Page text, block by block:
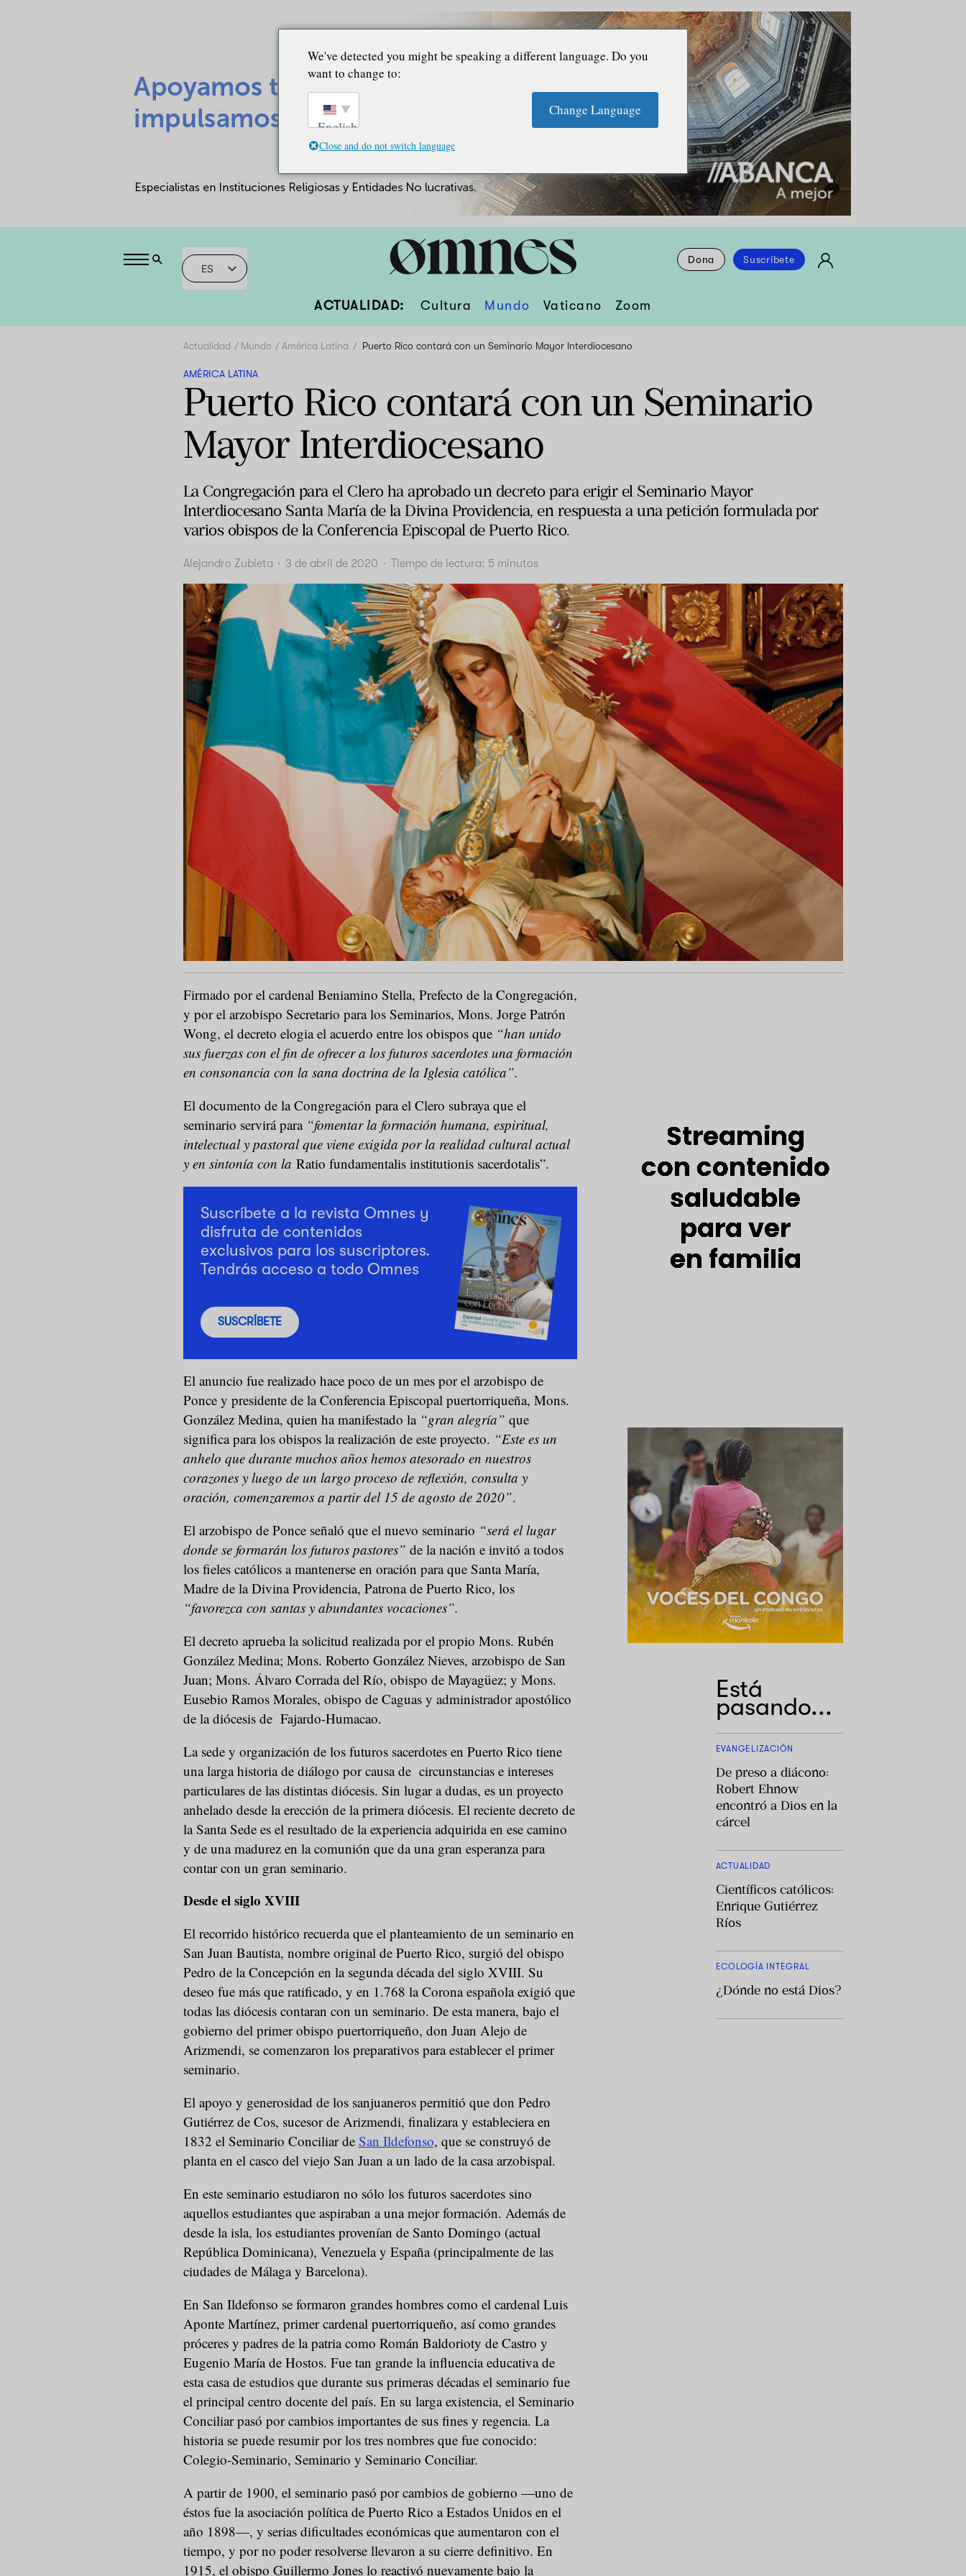
ES
Dona Suscríbete
ACTUALIDAD: Cultura Mundo Vaticano Zoom
Actualidad Mundo América Latina Puerto Rico contará con un Seminario Mayor Interdiocesano
AMÉRICA LATINA
Puerto Rico contará con un Seminario
Mayor Interdiocesano
La Congregación para el Clero ha aprobado un decreto para erigir el Seminario Mayor
Interdiocesano Santa María de la Divina Providencia, en respuesta a una petición formulada por
varios obispos de la Conferencia Episcopal de Puerto Rico.
Alejandro Zubieta · 3 de abril de 2020 · Tiempo de lectura: 5 minutos
Firmado por el cardenal Beniamino Stella, Prefecto de la Congregación,
y por el arzobispo Secretario para los Seminarios, Mons. Jorge Patrón
Wong, el decreto elogia el acuerdo entre los obispos que “han unido
sus fuerzas con el fin de ofrecer a los futuros sacerdotes una formación
en consonancia con la sana doctrina de la Iglesia católica”.
El documento de la Congregación para el Clero subraya que el
seminario servirá para “fomentar la formación humana, espiritual,
intelectual y pastoral que viene exigida por la realidad cultural actual
y en sintonía con la Ratio fundamentalis institutionis sacerdotalis”.
Suscríbete a la revista Omnes y
disfruta de contenidos
exclusivos para los suscriptores.
Tendrás acceso a todo Omnes
SUSCRÍBETE
El anuncio fue realizado hace poco de un mes por el arzobispo de
Ponce y presidente de la Conferencia Episcopal puertorriqueña, Mons.
González Medina, quien ha manifestado la “gran alegría” que
significa para los obispos la realización de este proyecto. “Este es un
anhelo que durante muchos años hemos atesorado en nuestros
corazones y luego de un largo proceso de reflexión, consulta y
oración, comenzaremos a partir del 15 de agosto de 2020”.
El arzobispo de Ponce señaló que el nuevo seminario “será el lugar
donde se formarán los futuros pastores” de la nación e invitó a todos
los fieles católicos a mantenerse en oración para que Santa María,
Madre de la Divina Providencia, Patrona de Puerto Rico, los
“favorezca con santas y abundantes vocaciones”.
El decreto aprueba la solicitud realizada por el propio Mons. Rubén
González Medina; Mons. Roberto González Nieves, arzobispo de San
Juan; Mons. Álvaro Corrada del Río, obispo de Mayagüez; y Mons.
Eusebio Ramos Morales, obispo de Caguas y administrador apostólico
de la diócesis de Fajardo-Humacao.
La sede y organización de los futuros sacerdotes en Puerto Rico tiene
una larga historia de diálogo por causa de circunstancias e intereses
particulares de las distintas diócesis. Sin lugar a dudas, es un proyecto
anhelado desde la erección de la primera diócesis. El reciente decreto de
la Santa Sede es el resultado de la experiencia adquirida en ese camino
y de una madurez en la comunión que da una gran esperanza para
contar con un gran seminario.
Desde el siglo XVIII
El recorrido histórico recuerda que el planteamiento de un seminario en
San Juan Bautista, nombre original de Puerto Rico, surgió del obispo
Pedro de la Concepción en la segunda década del siglo XVIII. Su
deseo fue más que ratificado, y en 1.768 la Corona española exigió que
todas las diócesis contaran con un seminario. De esta manera, bajo el
gobierno del primer obispo puertorriqueño, don Juan Alejo de
Arizmendi, se comenzaron los preparativos para establecer el primer
seminario.
El apoyo y generosidad de los sanjuaneros permitió que don Pedro
Gutiérrez de Cos, sucesor de Arizmendi, finalizara y estableciera en
1832 el Seminario Conciliar de San Ildefonso, que se construyó de
planta en el casco del viejo San Juan a un lado de la casa arzobispal.
En este seminario estudiaron no sólo los futuros sacerdotes sino
aquellos estudiantes que aspiraban a una mejor formación. Además de
desde la isla, los estudiantes provenían de Santo Domingo (actual
República Dominicana), Venezuela y España (principalmente de las
ciudades de Málaga y Barcelona).
En San Ildefonso se formaron grandes hombres como el cardenal Luis
Aponte Martínez, primer cardenal puertorriqueño, así como grandes
próceres y padres de la patria como Román Baldorioty de Castro y
Eugenio María de Hostos. Fue tan grande la influencia educativa de
esta casa de estudios que durante sus primeras décadas el seminario fue
el principal centro docente del país. En su larga existencia, el Seminario
Conciliar pasó por cambios importantes de sus fines y regencia. La
historia se puede resumir por los tres nombres que fue conocido:
Colegio-Seminario, Seminario y Seminario Conciliar.
A partir de 1900, el seminario pasó por cambios de gobierno —uno de
éstos fue la asociación política de Puerto Rico a Estados Unidos en el
año 1898—, y serias dificultades económicas que aumentaron con el
tiempo, y por no poder resolverse llevaron a su cierre definitivo. En
1915, el obispo Guillermo Jones lo reactivó nuevamente bajo la
Está
pasando...
EVANGELIZACIÓN
De preso a diácono:
Robert Ehnow
encontró a Dios en la
cárcel
ACTUALIDAD
Científicos católicos:
Enrique Gutiérrez
Ríos
ECOLOGÍA INTEGRAL
¿Dónde no está Dios?
We've detected you might be speaking a different language. Do you
want to change to:
English
Change Language
Close and do not switch language